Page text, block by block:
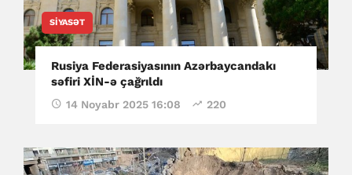
SIYASƏT
Rusiya Federasiyasının Azərbaycandakı
səfiri XİN-ə çağrıldı
14 Noyabr 2025 16:08 220